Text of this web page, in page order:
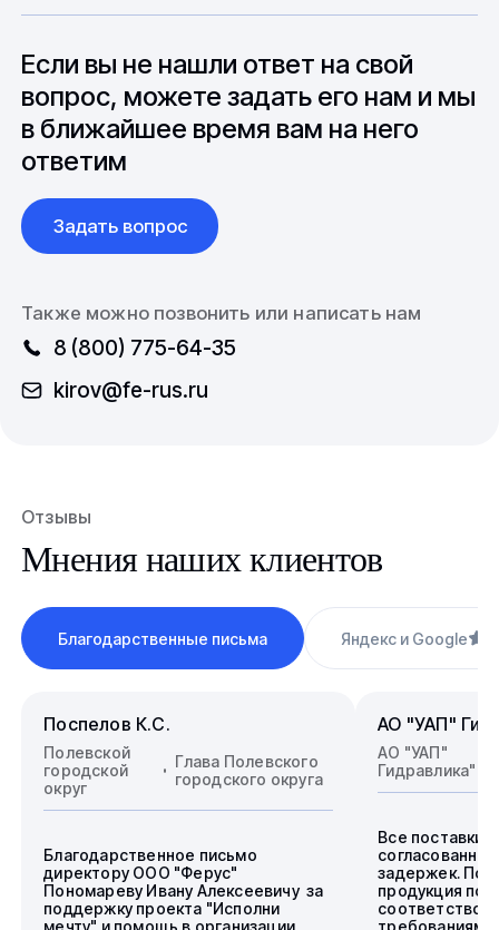
до 6 месяцев производства.
вопросы связанные с документацией и
международной логистикой.
Если вы не нашли ответ на свой
вопрос, можете задать его нам и мы
в ближайшее время вам на него
ответим
Задать вопрос
Также можно позвонить или написать нам
8 (800) 775-64-35
kirov@fe-rus.ru
Отзывы
Мнения наших клиентов
Благодарственные письма Яндекс и Google
Поспелов К.С.
Полевской
городской
округ
Глава Полевского
городского округа
Благодарственное письмо
директору ООО "Ферус"
Пономареву Ивану Алексеевичу за
поддержку проекта "Исполни
АО "УАП"
АО "УАП"
Гидравлика"
Все поставки
задержек.
продукция